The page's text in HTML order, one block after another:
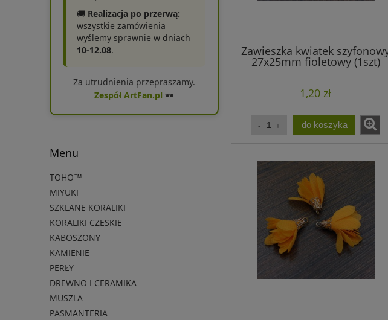
🚚 Realizacja po przerwą:
wszystkie zamówienia
wyślemy sprawnie w dniach
10-12.08.
Za utrudnienia przepraszamy.
Zespół ArtFan.pl 🕶️
Menu
TOHO™
MIYUKI
SZKLANE KORALIKI
KORALIKI CZESKIE
KABOSZONY
KAMIENIE
PERŁY
DREWNO I CERAMIKA
MUSZLA
PASMANTERIA
Zawieszka kwiatek
27x25mm fioletowy (1szt)
1,20 zł
do koszyka